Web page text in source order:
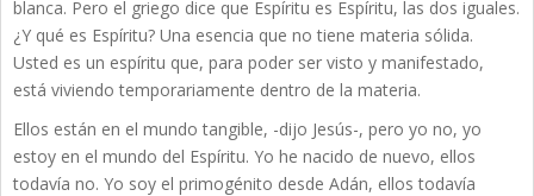
blanca. Pero el griego dice que Espíritu es Espíritu, las dos iguales.
¿Y qué es Espíritu? Una esencia que no tiene materia sólida.
Usted es un espíritu que, para poder ser visto y manifestado,
está viviendo temporariamente dentro de la materia.
Ellos están en el mundo tangible, -dijo Jesús-, pero yo no, yo
estoy en el mundo del Espíritu. Yo he nacido de nuevo, ellos
todavía no. Yo soy el primogénito desde Adán, ellos todavía